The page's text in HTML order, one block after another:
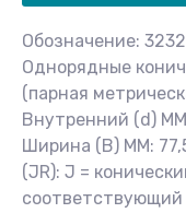
Обозначение:
Однорядные
(парная
Внутренний (d)
Ширина (B) MM:
(JR): J =
соответствующий